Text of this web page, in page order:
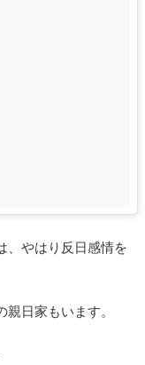
、やはり反日感情を
日家もいます。